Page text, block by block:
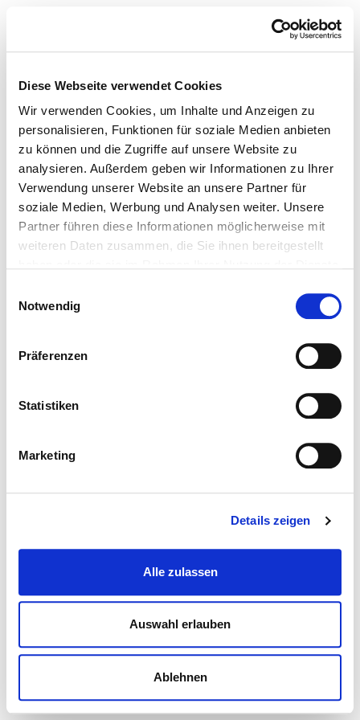
Diese Webseite verwendet Cookies
Wir verwenden Cookies, um Inhalte und Anzeigen zu
personalisieren, Funktionen für soziale Medien anbieten
zu können und die Zugriffe auf unsere Website zu
analysieren. Außerdem geben wir Informationen zu Ihrer
Verwendung unserer Website an unsere Partner für
soziale Medien, Werbung und Analysen weiter. Unsere
Partner führen diese Informationen möglicherweise mit
weiteren Daten zusammen, die Sie ihnen bereitgestellt
Notwendig
Präferenzen
Statistiken
Marketing
Details zeigen
Alle zulassen
Auswahl erlauben
Ablehnen